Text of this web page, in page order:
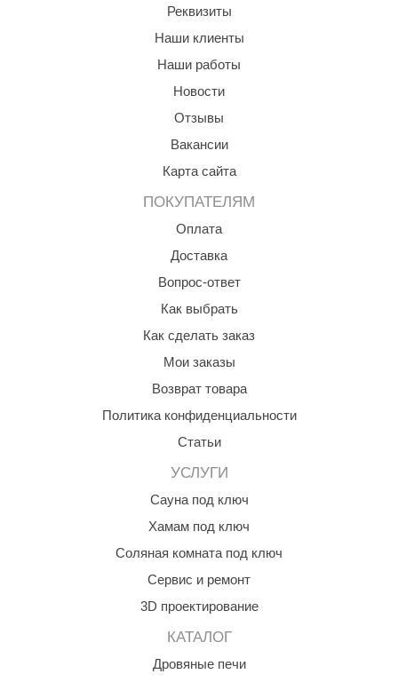
Реквизиты
Наши клиенты
Наши работы
Новости
Отзывы
Вакансии
Карта сайта
ПОКУПАТЕЛЯМ
Оплата
Доставка
Вопрос-ответ
Как выбрать
Как сделать заказ
Мои заказы
Возврат товара
Политика конфиденциальности
Статьи
УСЛУГИ
Сауна под ключ
Хамам под ключ
Соляная комната под ключ
Сервис и ремонт
3D проектирование
КАТАЛОГ
Дровяные печи